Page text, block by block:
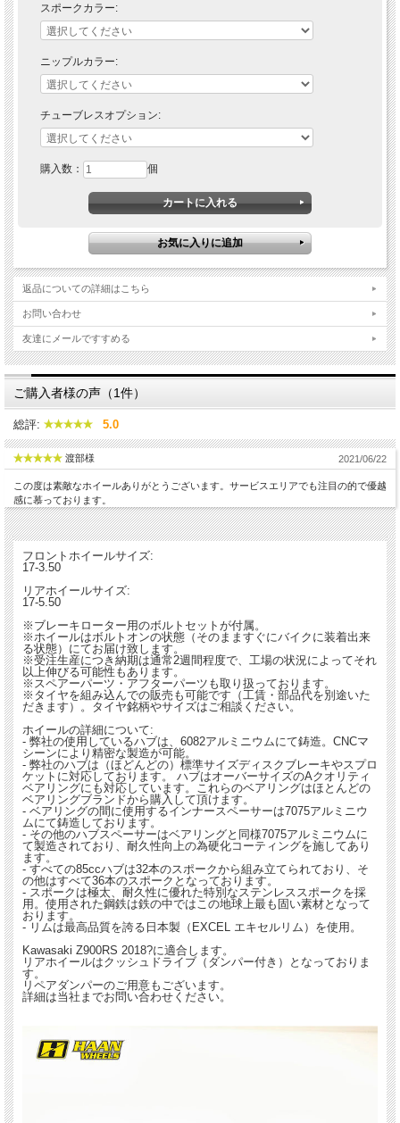
ニップルカラー：
シルバー、レッド、ブラック、ブルー、オレンジ、ゴールド、グリーン
※シルバーは追加料金なし、他カラーは+9,680円 前後分
チューブレス加工：
なし、あり
※ホイール組み立て時に施工するため、後付けは出来ません。
※チューブレス施工に時間が掛かるため納期が約1週間伸びます。
を製造・販売しております。
ルの分野では最高の品質のコンプリートホイールセットを世に送り出しています。
スポークカラー:
ニップルカラー:
チューブレスオプション:
購入数： 個
返品についての詳細はこちら
お問い合わせ
友達にメールですすめる
ご購入者様の声（1件）
総評: 5.0
渡部様 2021/06/22
この度は素敵なホイールありがとうございます。サービスエリアでも注目の的で優越
感に慕っております。
フロントホイールサイズ:
17-3.50
リアホイールサイズ:
17-5.50
※ブレーキローター用のボルトセットが付属。
※ホイールはボルトオンの状態（そのまますぐにバイクに装着出来
る状態）にてお届け致します。
※受注生産につき納期は通常2週間程度で、工場の状況によってそれ
以上伸びる可能性もあります。
※スペアーパーツ・アフターパーツも取り扱っております。
※タイヤを組み込んでの販売も可能です（工賃・部品代を別途いた
だきます）。タイヤ銘柄やサイズはご相談ください。
ホイールの詳細について:
- 弊社の使用しているハブは、6082アルミニウムにて鋳造。CNCマ
シーンにより精密な製造が可能。
- 弊社のハブは（ほどんどの）標準サイズディスクブレーキやスプロ
ケットに対応しております。 ハブはオーバーサイズのAクオリティ
ベアリングにも対応しています。これらのベアリングはほとんどの
ベアリングブランドから購入して頂けます。
- ベアリングの間に使用するインナースペーサーは7075アルミニウ
ムにて鋳造しております。
- その他のハブスペーサーはベアリングと同様7075アルミニウムに
て製造されており、耐久性向上の為硬化コーティングを施してあり
ます。
- すべての85ccハブは32本のスポークから組み立てられており、そ
の他はすべて36本のスポークとなっております。
- スポークは極太、耐久性に優れた特別なステンレススポークを採
用。使用された鋼鉄は鉄の中ではこの地球上最も固い素材となって
おります。
- リムは最高品質を誇る日本製（EXCEL エキセルリム）を使用。
Kawasaki Z900RS 2018?に適合します。
リアホイールはクッシュドライブ（ダンパー付き）となっておりま
す。
リペアダンパーのご用意もございます。
詳細は当社までお問い合わせください。